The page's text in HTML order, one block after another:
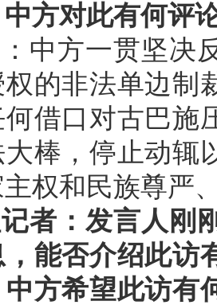
方对此有何评
中方一贯坚决
的非法单边制
借口对古巴施
棒，停止动辄
权和民族尊严
者：发言人刚
能否介绍此访
中方希望此访有